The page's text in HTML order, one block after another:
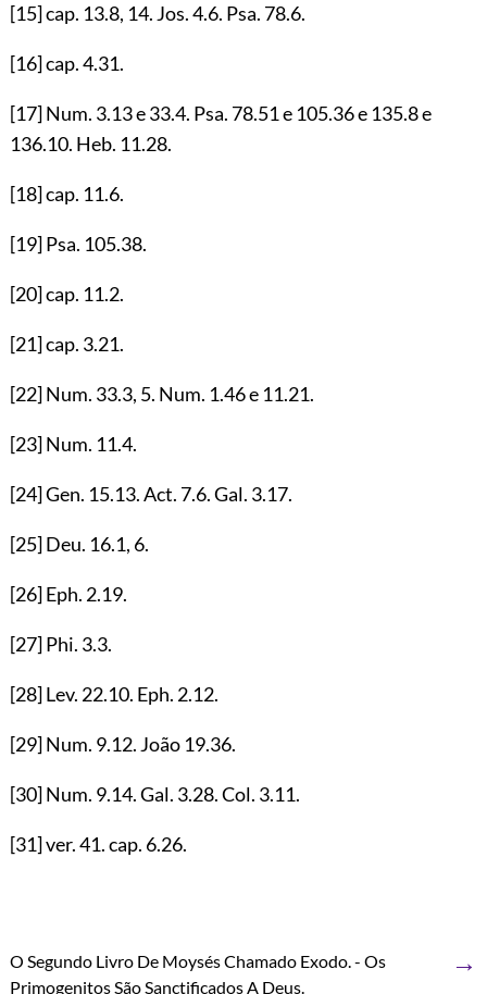
[15]cap. 13.8, 14. Jos.4.6. Psa. 78.6.
[16]cap.4.31.
[17]Num. 3.13e33.4. Psa. 78.51e 105.36e 135.8e
136.10. Heb. 11.28.
[18]cap. 11.6.
[19]Psa. 105.38.
[20]cap. 11.2.
[21]cap. 3.21.
[22]Num. 33.3, 5. Num. 1.46e 11.21.
[23]Num. 11.4.
[24]Gen. 15.13. Act. 7.6. Gal. 3.17.
[25]Deu. 16.1, 6.
[26]Eph. 2.19.
[27]Phi. 3.3.
[28]Lev. 22.10. Eph. 2.12.
[29]Num. 9.12. João 19.36.
[30]Num. 9.14. Gal. 3.28. Col. 3.11.
[31]ver.41. cap. 6.26.
O Segundo Livro De Moysés Chamado Exodo. - Os
Primogenitos São Sanctificados A Deus.
→